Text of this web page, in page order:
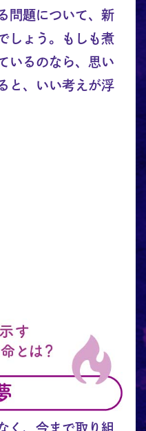
問題について、新
しょう。もしも煮
いるのなら、思い
と、いい考えが浮
く、今まで取り組